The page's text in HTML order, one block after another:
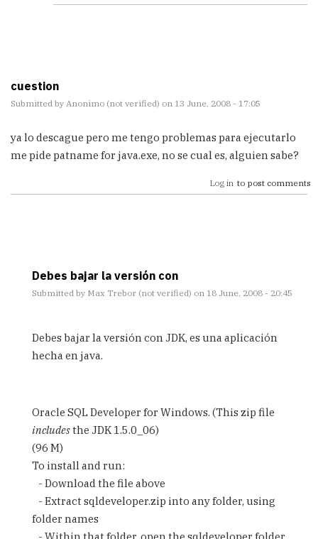
cuestion
Submitted by Anonimo (not verified) on 13 June, 2008 - 17:05
ya lo descague pero me tengo problemas para ejecutarlo
me pide patname for java.exe, no se cual es, alguien sabe?
Log in to post comments
Debes bajar la versión con
Submitted by Max Trebor (not verified) on 18 June, 2008 - 20:45
reply
cuestion
verified)
Debes bajar la versión con JDK, es una aplicación
hecha en java.
Oracle SQL Developer for Windows. (This zip file
includesthe JDK 1.5.0_06)
(96 M)
To install and run:
- Download the file above
- Extract sqldeveloper.zip into any folder, using
folder names